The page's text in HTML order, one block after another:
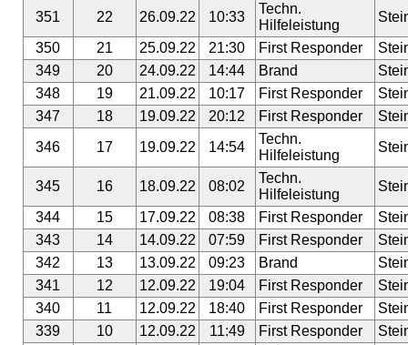
351 22 26.09.22 10:33
Techn.
Hilfeleistung
350
21 25.09.22 21:30 First Responder
349
20 24.09.22 14:44 Brand
348
19 21.09.22 10:17 First Responder
347
18 19.09.22 20:12 First Responder
346
17 19.09.22 14:54
Techn.
Hilfeleistung
345 16 18.09.22 08:02
Techn.
Hilfeleistung
344
15 17.09.22 08:38 First Responder
343
14 14.09.22 07:59 First Responder
342
13 13.09.22 09:23 Brand
341
12 12.09.22 19:04 First Responder
340
11 12.09.22 18:40 First Responder
339
10 12.09.22 11:49 First Responder